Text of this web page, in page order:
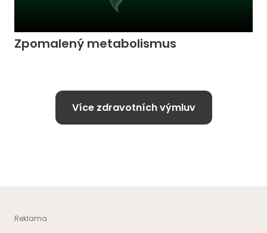
Zpomalený metabolismus
Více zdravotních výmluv